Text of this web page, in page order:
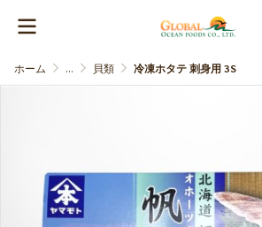
ホーム ... 貝類 冷凍ホタテ 刺身用 3S